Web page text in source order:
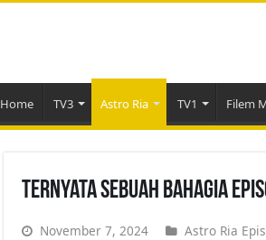
Home TV3 Astro Ria TV1 Filem
Ternyata Sebuah Bahagia
November 7, 2024 Astro Ria